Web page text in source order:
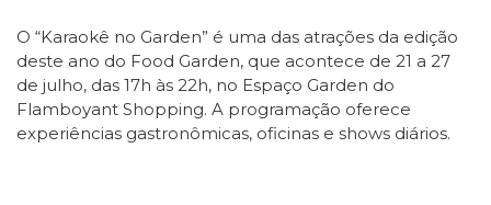
O “Karaokê no Garden” é uma das atrações da edição
deste ano do Food Garden, que acontece de 21 a 27
de julho, das 17h às 22h, no Espaço Garden do
Flamboyant Shopping. A programação oferece
experiências gastronômicas, oficinas e shows diários.